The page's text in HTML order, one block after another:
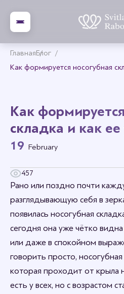
ГлавнаяБлог
Как формируется носогубная
Как
складка и как ее
19 February
457
Рано или поздно почти
разглядывающую себя в
появилась носогубная
сегодня она уже чётко
или даже в спокойном
говорить просто, носогубная
которая проходит от крыла
есть у всех, но с возрастом